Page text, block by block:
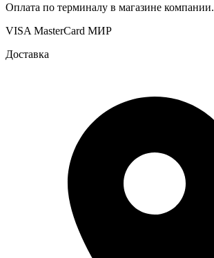
Оплата по терминалу в магазине компании.
VISA MasterCard МИР
Доставка